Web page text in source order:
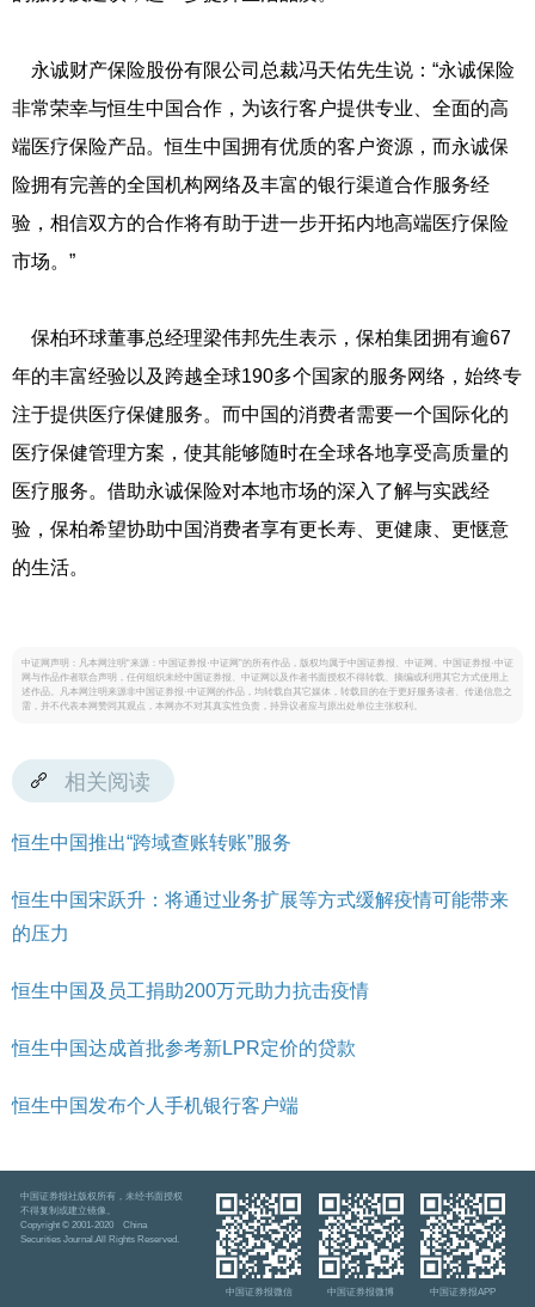
永诚财产保险股份有限公司总裁冯天佑先生说：“永诚保险
非常荣幸与恒生中国合作，为该行客户提供专业、全面的高
端医疗保险产品。恒生中国拥有优质的客户资源，而永诚保
险拥有完善的全国机构网络及丰富的银行渠道合作服务经
验，相信双方的合作将有助于进一步开拓内地高端医疗保险
市场。”
保柏环球董事总经理梁伟邦先生表示，保柏集团拥有逾67
年的丰富经验以及跨越全球190多个国家的服务网络，始终专
注于提供医疗保健服务。而中国的消费者需要一个国际化的
医疗保健管理方案，使其能够随时在全球各地享受高质量的
医疗服务。借助永诚保险对本地市场的深入了解与实践经
验，保柏希望协助中国消费者享有更长寿、更健康、更惬意
的生活。
中证网声明：凡本网注明“来源：中国证券报·中证网”的所有作品，版权均属于中国证券报、中证网。中国证券报·中证
网与作品作者联合声明，任何组织未经中国证券报、中证网以及作者书面授权不得转载、摘编或利用其它方式使用上
述作品。凡本网注明来源非中国证券报·中证网的作品，均转载自其它媒体，转载目的在于更好服务读者、传递信息之
需，并不代表本网赞同其观点，本网亦不对其真实性负责，持异议者应与原出处单位主张权利。
相关阅读
恒生中国推出“跨域查账转账”服务
恒生中国宋跃升：将通过业务扩展等方式缓解疫情可能带来
的压力
恒生中国及员工捐助200万元助力抗击疫情
恒生中国达成首批参考新LPR定价的贷款
恒生中国发布个人手机银行客户端
中国证券报社版权所有，未经书面授权
不得复制或建立镜像。
Copyright © 2001-2020 China
Securities Journal.All Rights Reserved.
中国证券报微信 中国证券报微博 中国证券报APP